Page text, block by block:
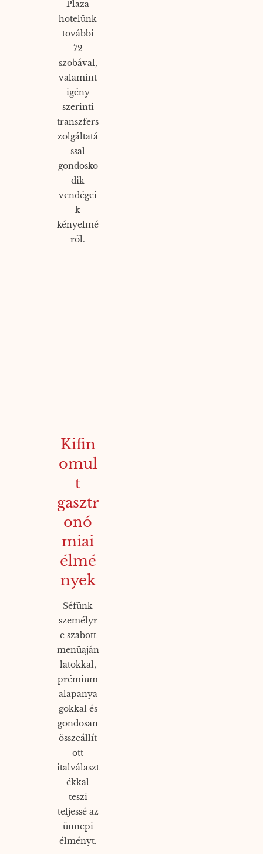
Plaza
hotelünk
további
72
szobával,
valamint
igény
szerinti
transzfers
zolgáltatá
ssal
gondosko
dik
vendégei
k
kényelmé
ről.
Kifin
omul
t
gasztr
onó
miai
élmé
nyek
Séfünk
személyr
e szabott
menüaján
latokkal,
prémium
alapanya
gokkal és
gondosan
összeállít
ott
italválaszt
ékkal
teszi
teljessé az
ünnepi
élményt.